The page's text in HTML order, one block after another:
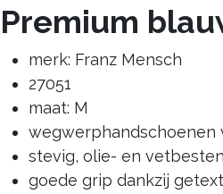
Premium
merk: Franz Mensch
27051
maat: M
wegwerphandschoenen
stevig, olie- en
goede grip dankzij